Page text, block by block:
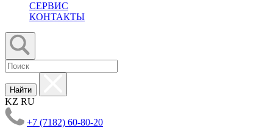
СЕРВИС
КОНТАКТЫ
Найти
KZ RU
+7 (7182) 60-80-20